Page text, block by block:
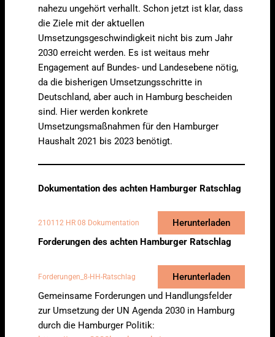
nahezu ungehört verhallt. Schon jetzt ist klar, dass
die Ziele mit der aktuellen
Umsetzungsgeschwindigkeit nicht bis zum Jahr
2030 erreicht werden. Es ist weitaus mehr
Engagement auf Bundes- und Landesebene nötig,
da die bisherigen Umsetzungsschritte in
Deutschland, aber auch in Hamburg bescheiden
sind. Hier werden konkrete
Umsetzungsmaßnahmen für den Hamburger
Haushalt 2021 bis 2023 benötigt.
Dokumentation des achten Hamburger Ratschlag
210112 HR 08 Dokumentation
Herunterladen
Forderungen des achten Hamburger Ratschlag
Forderungen_8-HH-Ratschlag
Herunterladen
Gemeinsame Forderungen und Handlungsfelder
zur Umsetzung der UN­ Agenda 2030 in Hamburg
durch die Hamburger Politik: